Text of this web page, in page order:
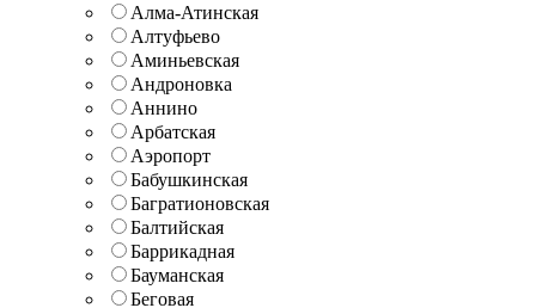
Алма-Атинская
Алтуфьево
Аминьевская
Андроновка
Аннино
Арбатская
Аэропорт
Бабушкинская
Багратионовская
Балтийская
Баррикадная
Бауманская
Беговая